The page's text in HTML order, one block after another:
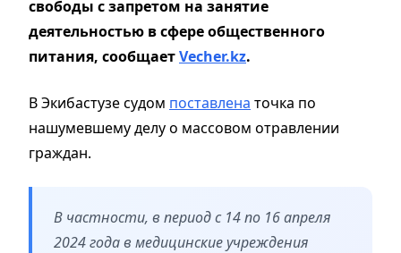
свободы с запретом на занятие
деятельностью в сфере общественного
питания, сообщаетVecher.kz.
В Экибастузе судом поставлена точка по
нашумевшему делу о массовом отравлении
граждан.
В частности, в период с 14 по 16 апреля
2024 года в медицинские учреждения